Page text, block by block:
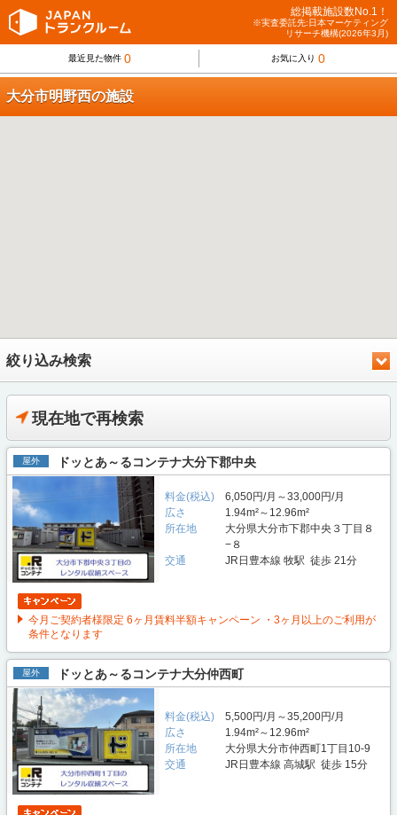
総掲載施設数No.1！
※実査委託先:日本マーケティング
リサーチ機構(2026年3月)
最近見た物件 0 お気に入り 0
大分市明野西の施設
絞り込み検索
現在地で再検索
屋外 ドッとあ～るコンテナ大分下郡中央
料金(税込)
6,050円/月～33,000円/月
広さ
1.94m²～12.96m²
所在地
大分県大分市下郡中央３丁目８
−８
交通
JR日豊本線 牧駅 徒歩 21分
今月ご契約者様限定 6ヶ月賃料半額キャンペーン ・3ヶ月以上のご利用が
条件となります
屋外 ドッとあ～るコンテナ大分仲西町
料金(税込)
5,500円/月～35,200円/月
広さ
1.94m²～12.96m²
所在地
大分県大分市仲西町1丁目10-9
交通
JR日豊本線 高城駅 徒歩 15分